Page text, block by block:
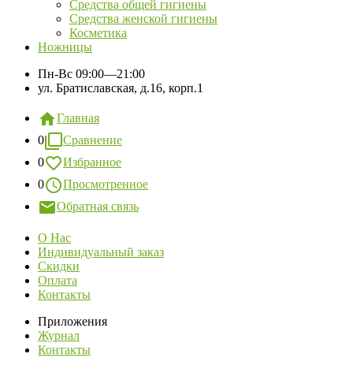
Средства общей гигиены
Средства женской гигиены
Косметика
Ножницы
Пн-Вс 09:00—21:00
ул. Братиславская, д.16, корп.1
Главная
0
Сравнение
0
Избранное
0
Просмотренное
Обратная связь
О Нас
Индивидуальный заказ
Скидки
Оплата
Контакты
Приложения
Журнал
Контакты